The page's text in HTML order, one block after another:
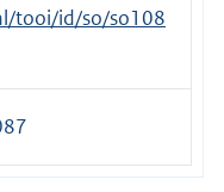
tooi/id/so/so108